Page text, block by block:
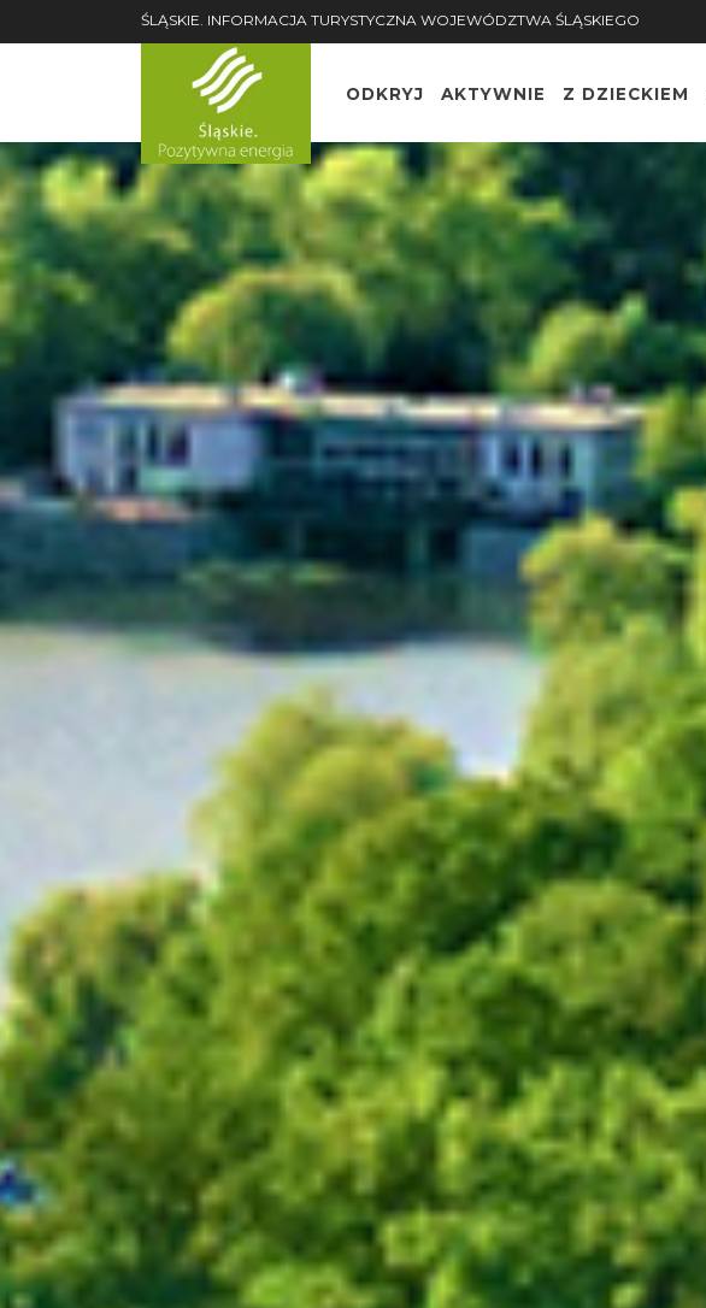
ŚLĄSKIE. INFORMACJA TURYSTYCZNA WOJEWÓDZTWA ŚLĄSKIEGO
ODKRYJ AKTYWNIE Z DZIECKIEM